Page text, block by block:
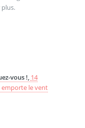
vous !, 14
le vent